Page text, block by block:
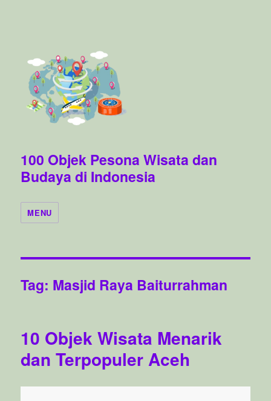
100 Objek Pesona Wisata dan
Budaya di Indonesia
MENU
Tag: Masjid Raya Baiturrahman
10 Objek Wisata Menarik
dan Terpopuler Aceh